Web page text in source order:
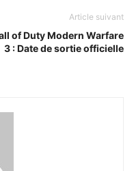
Article suivant
of Duty Modern Warfare
3 : Date de sortie officielle